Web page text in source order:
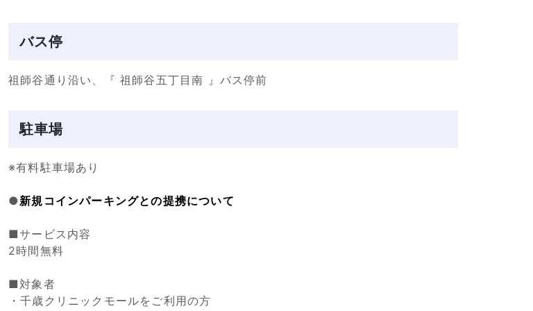
バス停
祖師谷通り沿い、『 祖師谷五丁目南 』バス停前
駐車場
※有料駐車場あり
●新規コインパーキングとの提携について
■サービス内容
2時間無料
■対象者
・千歳クリニックモールをご利用の方